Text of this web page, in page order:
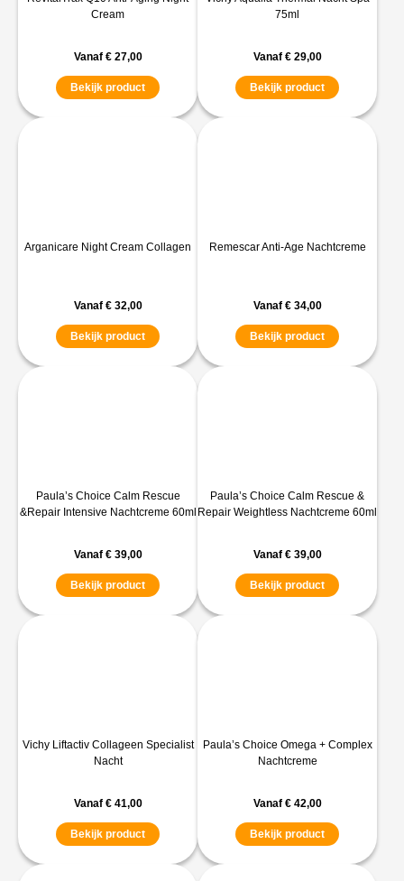
Cream
Vanaf €27,00
Bekijk product
75ml
Vanaf €29,00
Bekijk product
Arganicare Night Cream Collagen
Vanaf €32,00
Bekijk product
Remescar Anti-Age Nachtcreme
Vanaf €34,00
Bekijk product
Paula’s Choice Calm Rescue
&Repair Intensive Nachtcreme 60ml
Vanaf €39,00
Bekijk product
Paula’s Choice Calm Rescue &
Repair Weightless Nachtcreme 60ml
Vanaf €39,00
Bekijk product
Vichy Liftactiv Collageen Specialist
Nacht
Vanaf €41,00
Bekijk product
Paula’s Choice Omega + Complex
Nachtcreme
Vanaf €42,00
Bekijk product